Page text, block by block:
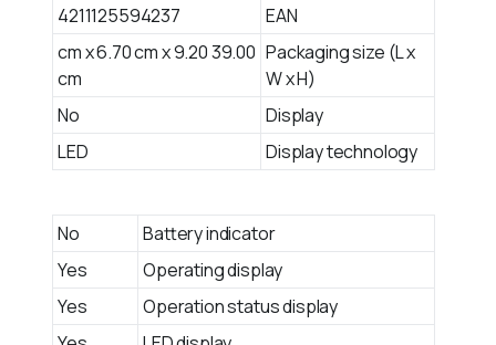
EAN
4211125594237
Packaging size (L x
W x H)
39.00 cm x 6.70 cm x 9.20
cm
Display
No
Display technology
LED
Battery indicator
No
Operating display
Yes
Operation status display
Yes